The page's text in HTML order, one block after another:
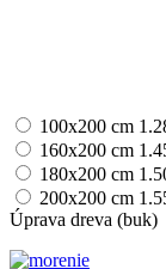
100x200 cm
160x200 cm
180x200 cm
200x200 cm
Úprava dreva (buk)